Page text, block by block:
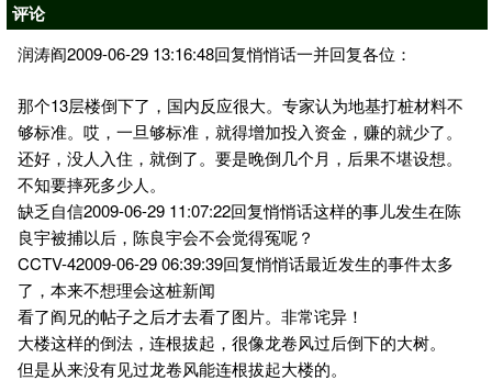
评论
润涛阎2009-06-29 13:16:48回复悄悄话一并回复各位：
那个13层楼倒下了，国内反应很大。专家认为地基打桩材料不
够标准。哎，一旦够标准，就得增加投入资金，赚的就少了。
还好，没人入住，就倒了。要是晚倒几个月，后果不堪设想。
不知要摔死多少人。
缺乏自信2009-06-29 11:07:22回复悄悄话这样的事儿发生在陈
良宇被捕以后，陈良宇会不会觉得冤呢？
CCTV-42009-06-29 06:39:39回复悄悄话最近发生的事件太多
了，本来不想理会这桩新闻
看了阎兄的帖子之后才去看了图片。非常诧异！
大楼这样的倒法，连根拔起，很像龙卷风过后倒下的大树。
但是从来没有见过龙卷风能连根拔起大楼的。